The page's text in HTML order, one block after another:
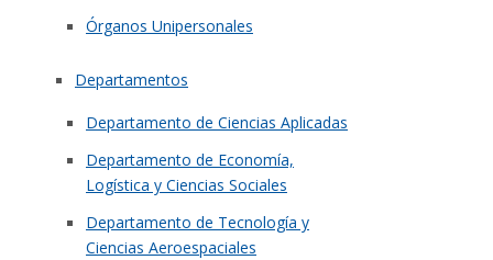
Órganos Unipersonales
Departamentos
Departamento de Ciencias Aplicadas
Departamento de Economía,
Logística y Ciencias Sociales
Departamento de Tecnología y
Ciencias Aeroespaciales